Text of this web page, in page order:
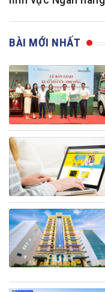
BÀI MỚI NHẤT